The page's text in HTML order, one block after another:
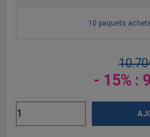
10 paquets
- 15% :